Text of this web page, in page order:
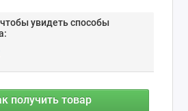
увидеть способы
получить товар